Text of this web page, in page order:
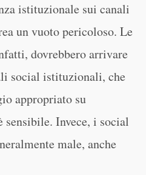
istituzionale sui canali
un vuoto pericoloso. Le
dovrebbero arrivare
social istituzionali, che
appropriato su
sensibile. Invece, i social
male, anche